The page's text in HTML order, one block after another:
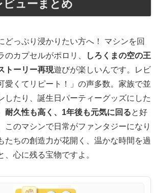
ビューまとめ
どっぷり浸かりたい方へ！ マシンを回
のカプセルがポロリ、
しろくまの空の王
トーリー再現遊びが楽しいんです。レビ
愛くてリピート！」の声多数。家族で並
したり、誕生日パーティーグッズにした
耐久性も高く、1年後も元気に回ると好
このマシンで日常がファンタジーになり
たちの創造力が花開く、温かな時間を過
、心に残る宝物ですよ。